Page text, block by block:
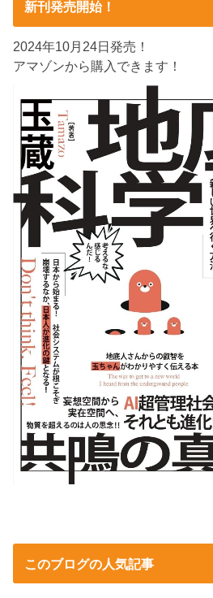
新刊発売開始！
2024年10月24日発売！
アマゾンから購入できます！
このブログの人気記事